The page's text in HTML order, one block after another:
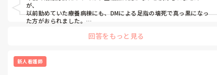
が、
以前勤めていた療養病棟にも、DMによる足指の壊死で真っ黒になっ
た方がおられました。
れた跡も綺麗でした。
参考になるかわかりませんが、私のところでは、こんな感じでした
回答をもっと見る
新人看護師